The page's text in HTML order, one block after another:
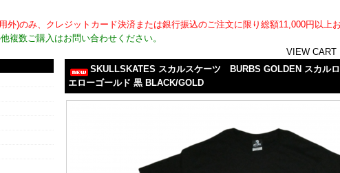
)のみ、クレジットカード決済または銀行振込のご注文に限り総額11,000円以上
複数ご購入はお問い合わせください。
VIEW CART
SKULLSKATES スカルスケーツ BURBS GOLDEN スカ
エローゴールド 黒 BLACK/GOLD